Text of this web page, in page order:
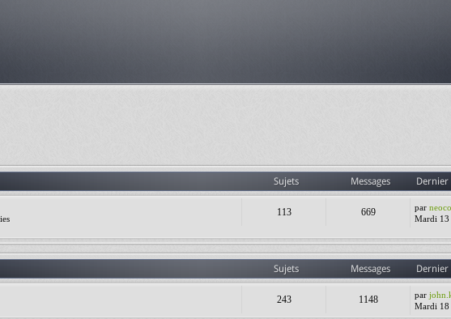
Sujets Messages Dernier
113 669 par
Mardi 13
Sujets Messages Dernier
243 1148 par
Mardi 18